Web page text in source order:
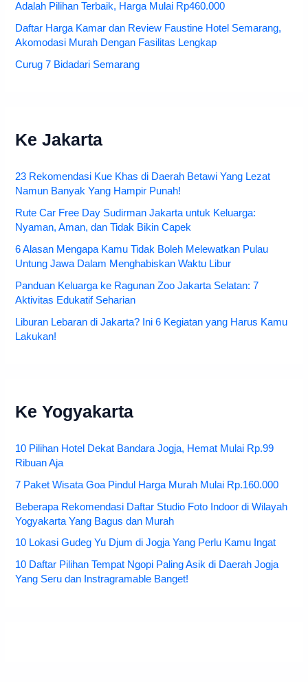
Adalah Pilihan Terbaik, Harga Mulai Rp460.000
Daftar Harga Kamar dan Review Faustine Hotel Semarang,
Akomodasi Murah Dengan Fasilitas Lengkap
Curug 7 Bidadari Semarang
Ke Jakarta
23 Rekomendasi Kue Khas di Daerah Betawi Yang Lezat
Namun Banyak Yang Hampir Punah!
Rute Car Free Day Sudirman Jakarta untuk Keluarga:
Nyaman, Aman, dan Tidak Bikin Capek
6 Alasan Mengapa Kamu Tidak Boleh Melewatkan Pulau
Untung Jawa Dalam Menghabiskan Waktu Libur
Panduan Keluarga ke Ragunan Zoo Jakarta Selatan: 7
Aktivitas Edukatif Seharian
Liburan Lebaran di Jakarta? Ini 6 Kegiatan yang Harus Kamu
Lakukan!
Ke Yogyakarta
10 Pilihan Hotel Dekat Bandara Jogja, Hemat Mulai Rp.99
Ribuan Aja
7 Paket Wisata Goa Pindul Harga Murah Mulai Rp.160.000
Beberapa Rekomendasi Daftar Studio Foto Indoor di Wilayah
Yogyakarta Yang Bagus dan Murah
10 Lokasi Gudeg Yu Djum di Jogja Yang Perlu Kamu Ingat
10 Daftar Pilihan Tempat Ngopi Paling Asik di Daerah Jogja
Yang Seru dan Instragramable Banget!